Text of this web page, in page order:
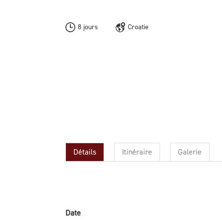
8 jours Croatie
Détails Itinéraire Galerie
Date